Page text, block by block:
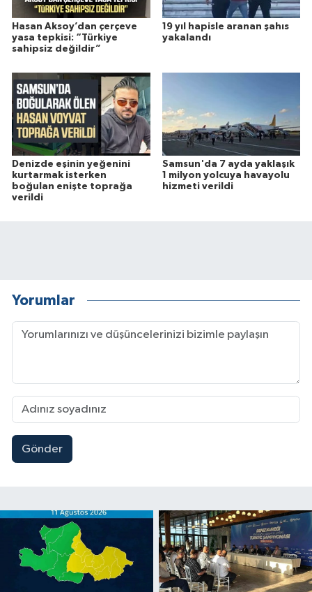
Hasan Aksoy’dan çerçeve
yasa tepkisi: “Türkiye
sahipsiz değildir”
19 yıl hapisle aranan şahıs
yakalandı
Denizde eşinin yeğenini
kurtarmak isterken
boğulan enişte toprağa
verildi
Samsun'da 7 ayda yaklaşık
1 milyon yolcuya havayolu
hizmeti verildi
Yorumlar
Gönder